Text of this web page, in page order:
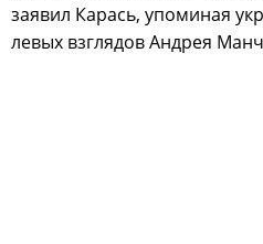
заявил Карась, упоминая
левых взглядов Андрея